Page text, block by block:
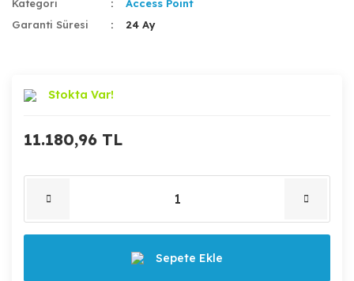
Kategori
Access Point
Garanti Süresi
24 Ay
Stokta Var!
11.180,96 TL
Sepete Ekle